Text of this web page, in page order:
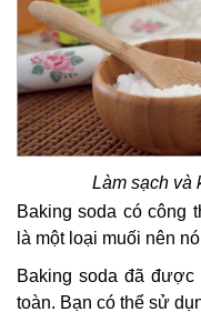
Làm sạch và
Baking soda có công
là một loại muối nên
Baking soda đã
toàn. Bạn có thể sử